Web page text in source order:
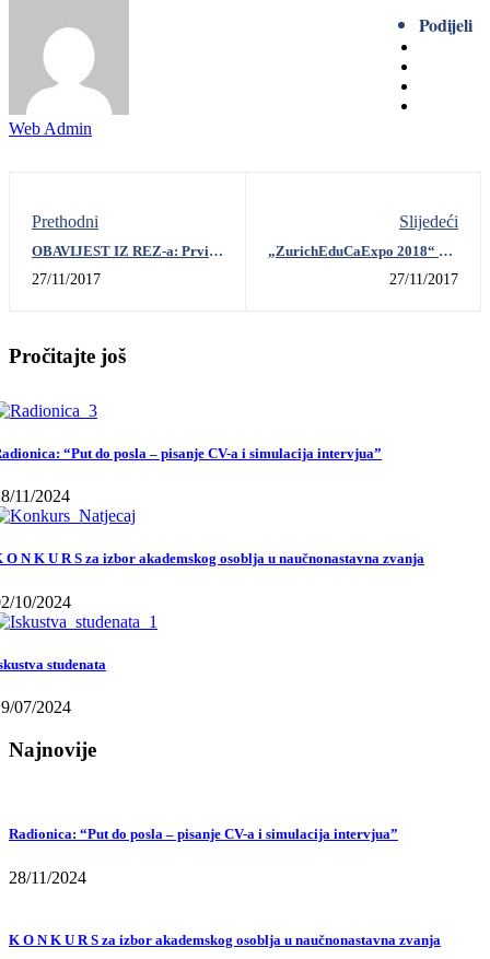
Podijeli
Web Admin
Prethodni
OBAVIJEST IZ REZ-a: Prvi
29.11. do 01.12.
27/11/2017
Slijedeći
„ZurichEduCaExpo 2018“ 14-
27/11/2017
Pročitajte još
“Put do posla – pisanje CV-a i simulacija intervjua”
11/2024
O N K U R S za izbor akademskog osoblja u naučnonastavna zvanja
10/2024
studenata
07/2024
Najnovije
Radionica: “Put do posla – pisanje CV-a i simulacija intervjua”
28/11/2024
K O N K U R S za izbor akademskog osoblja u naučnonastavna zvanja